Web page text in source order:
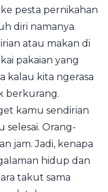
pesta pernikahan
diri namanya.
atau makan di
pakaian yang
kalau kita ngerasa
berkurang.
kamu sendirian
selesai. Orang-
jam. Jadi, kenapa
hidup dan
takut sama